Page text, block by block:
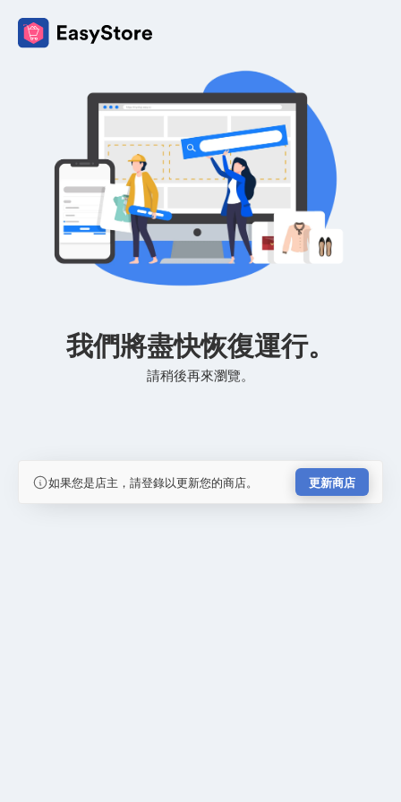
我們將盡快恢復運行。
請稍後再來瀏覽。
如果您是店主，請登錄以更新您的商店。 更新商店